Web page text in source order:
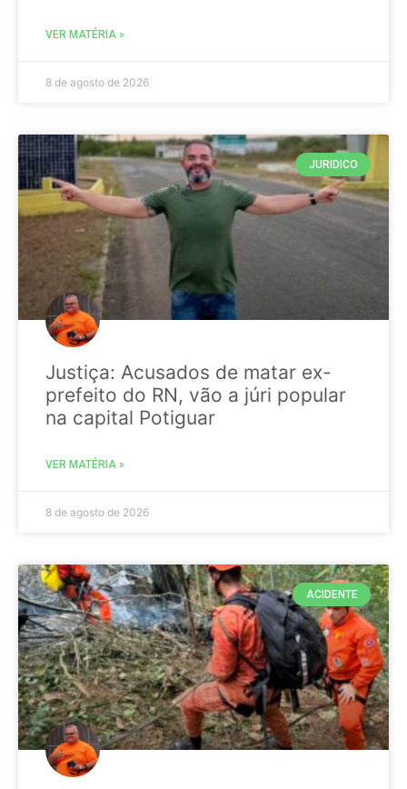
VER MATÉRIA »
8 de agosto de 2026
JURIDICO
Justiça: Acusados de matar ex-
prefeito do RN, vão a júri popular
na capital Potiguar
VER MATÉRIA »
8 de agosto de 2026
ACIDENTE